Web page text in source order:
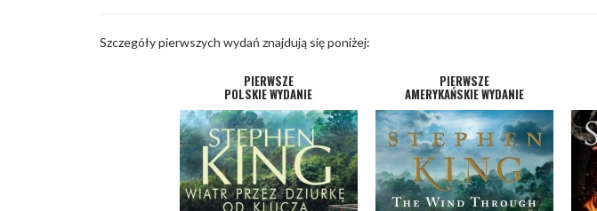
Szczegóły pierwszych wydań znajdują się poniżej:
PIERWSZE
POLSKIE WYDANIE
PIERWSZE
AMERYKAŃSKIE WYDANIE